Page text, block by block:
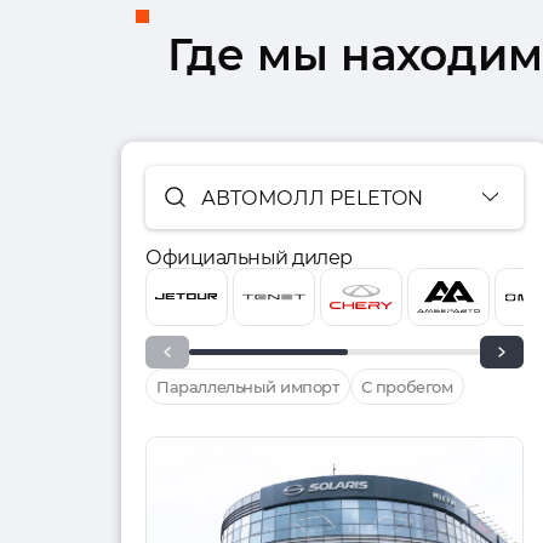
Где мы
АВТОМОЛЛ PELETON
Официальный дилер
Параллельный импорт С пробегом